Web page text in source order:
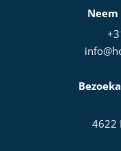
4622